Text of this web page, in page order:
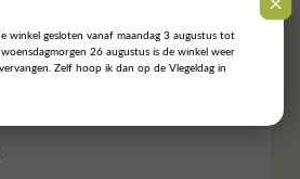
winkel gesloten vanaf maandag 3 augustus tot
26 augustus is de winkel weer
Zelf hoop ik dan op de Vlegeldag in